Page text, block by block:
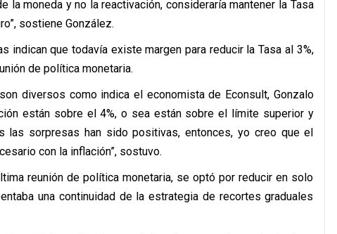
la moneda y no la reactivación, consideraría mantener la Tasa
sostiene González.
indican que todavía existe margen para reducir la Tasa al 3%,
de política monetaria.
diversos como indica el economista de Econsult, Gonzalo
están sobre el 4%, o sea están sobre el límite superior y
las sorpresas han sido positivas, entonces, yo creo que el
con la inflación”, sostuvo.
reunión de política monetaria, se optó por reducir en solo
una continuidad de la estrategia de recortes graduales